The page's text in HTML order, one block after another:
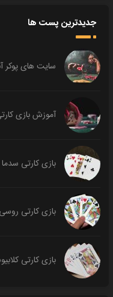
جدیدترین پست ها
سایت های پوکر
آموزش بازی کارتی 22 چگونه
بازی کارتی
بازی کارتی روسی 501 چیست؟
بازی کارتی